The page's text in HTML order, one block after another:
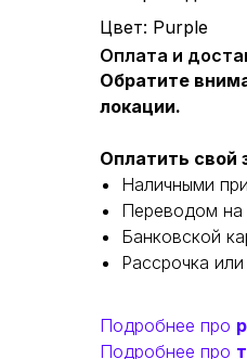
Цвет: Purple
Оплата и
Обратите
локации.
Оплатить свой
Наличными
Переводом на
Банковской
Рассрочка
Подробнее про
Подробнее про